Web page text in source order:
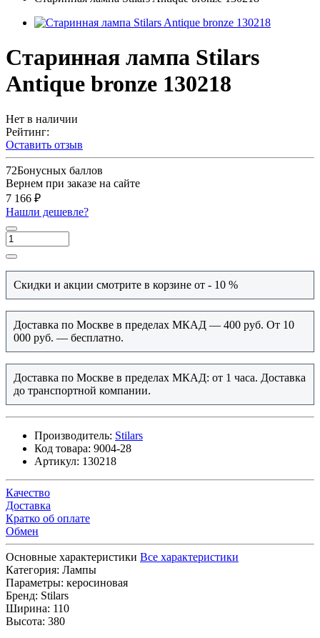
Старинная лампа Stilars
Antique bronze 130218
Нет в наличии
Рейтинг:
Оставить отзыв
72Бонусных баллов
Вернем при заказе на сайте
7 166 ₽
Нашли дешевле?
Скидки и акции смотрите в корзине от - 10 %
Доставка по Москве в пределах МКАД — 400 руб. От 10
000 руб. — бесплатно.
Доставка по Москве в пределах МКАД: от 1 часа. Доставка
до транспортной компании.
Производитель: Stilars
Код товара: 9004-28
Артикул: 130218
Качество
Доставка
Кратко об оплате
Обмен
Основные характеристики Все характеристики
Категория: Лампы
Параметры: керосиновая
Бренд: Stilars
Ширина: 110
Высота: 380